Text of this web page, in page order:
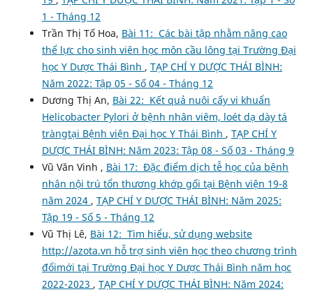
1 - Tháng 12
Trần Thị Tố Hoa, Bài 11: Các bài tập nhằm nâng cao
thể lực cho sinh viên học môn cầu lông tại Trường Đại
học Y Dược Thái Bình , TẠP CHÍ Y DƯỢC THÁI BÌNH:
Năm 2022: Tập 05 - Số 04 - Tháng 12
Dương Thị An, Bài 22: Kết quả nuôi cấy vi khuẩn
Helicobacter Pylori ở bệnh nhân viêm, loét dạ dày tá
tràngtại Bệnh viện Đại học Y Thái Bình , TẠP CHÍ Y
DƯỢC THÁI BÌNH: Năm 2023: Tập 08 - Số 03 - Tháng 9
Vũ Văn Vinh , Bài 17: Đặc điểm dịch tễ học của bệnh
nhân nội trú tổn thương khớp gối tại Bệnh viện 19-8
năm 2024 , TẠP CHÍ Y DƯỢC THÁI BÌNH: Năm 2025:
Tập 19 - Số 5 - Tháng 12
Vũ Thị Lê, Bài 12: Tìm hiểu, sử dụng website
http://azota.vn hỗ trợ sinh viên học theo chương trình
đổimới tại Trường Đại học Y Dược Thái Bình năm học
2022-2023 , TẠP CHÍ Y DƯỢC THÁI BÌNH: Năm 2024: